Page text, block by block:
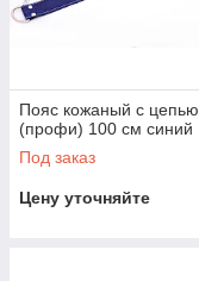
Пояс кожаный с цепью
(профи) 100 см синий
Под заказ
Цену уточняйте